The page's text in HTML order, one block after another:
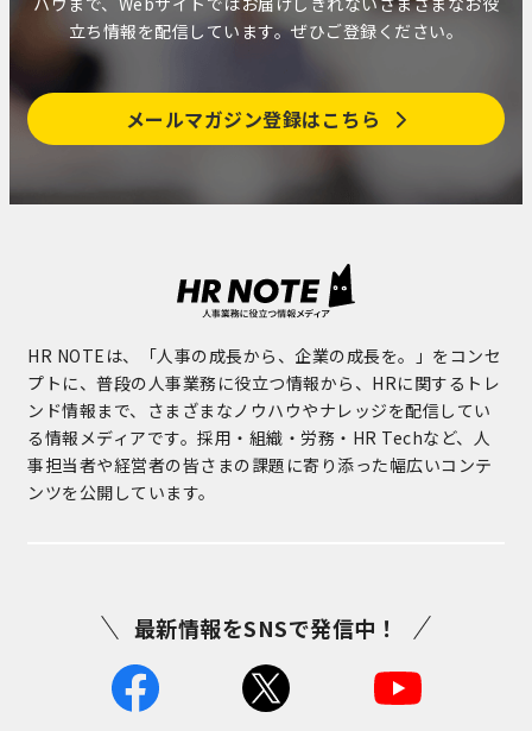
立ち情報を配信しています。ぜひご登録ください。
メールマガジン登録はこちら
HR NOTEは、「人事の成長から、企業の成長を。」をコンセ
プトに、普段の人事業務に役立つ情報から、HRに関するトレ
ンド情報まで、さまざまなノウハウやナレッジを配信してい
る情報メディアです。採用・組織・労務・HR Techなど、人
事担当者や経営者の皆さまの課題に寄り添った幅広いコンテ
ンツを公開しています。
最新情報をSNSで発信中！